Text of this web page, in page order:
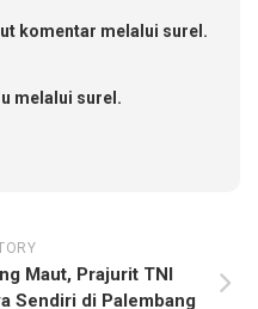
komentar melalui surel.
melalui surel.
Maut, Prajurit TNI
Sendiri di Palembang